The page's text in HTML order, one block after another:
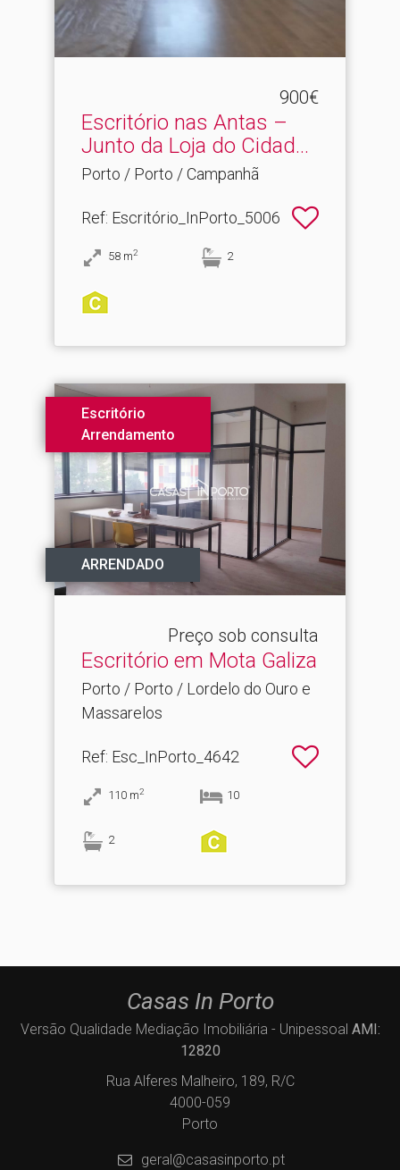
900€
Escritório nas Antas –
Junto da Loja do Cidad.​..
Porto / Porto / Campanhã
Ref: Escritório_InPorto_5006
58 m2 2
Escritório
Arrendamento
ARRENDADO
Preço sob consulta
Escritório em Mota Galiza
Porto / Porto / Lordelo do Ouro e
Massarelos
Ref: Esc_InPorto_4642
110 m2 10
2
Casas In Porto
Versão Qualidade Mediação Imobiliária - Unipessoal AMI:
12820
Rua Alferes Malheiro, 189, R/C
4000-059
Porto
geral@casasinporto.pt